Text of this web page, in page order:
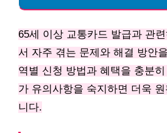
65세 이상 교통카드 발급과 관
서 자주 겪는 문제와 해결 방안
역별 신청 방법과 혜택을 충분
가 유의사항을 숙지하면 더욱
니다.